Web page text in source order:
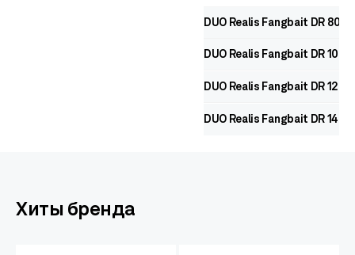
DUO Realis Fangbait DR 80
DUO Realis Fangbait DR 100
DUO Realis Fangbait DR 120
DUO Realis Fangbait DR 140
Хиты бренда